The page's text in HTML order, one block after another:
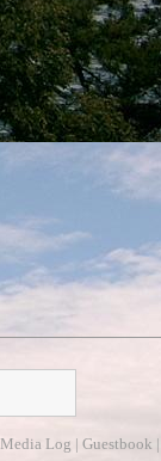
Media Log | Guestbook |